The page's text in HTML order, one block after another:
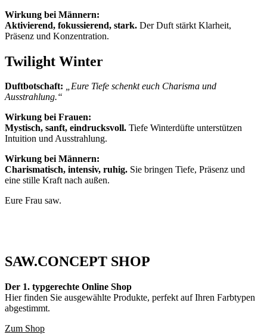
Wirkung bei Männern:
Aktivierend, fokussierend, stark. Der Duft stärkt Klarheit,
Präsenz und Konzentration.
Twilight Winter
Duftbotschaft: „Eure Tiefe schenkt euch Charisma und
Ausstrahlung.“
Wirkung bei Frauen:
Mystisch, sanft, eindrucksvoll. Tiefe Winterdüfte unterstützen
Intuition und Ausstrahlung.
Wirkung bei Männern:
Charismatisch, intensiv, ruhig. Sie bringen Tiefe, Präsenz und
eine stille Kraft nach außen.
Eure Frau saw.
SAW.CONCEPT SHOP
Der 1. typgerechte Online Shop
Hier finden Sie ausgewählte Produkte, perfekt auf Ihren Farbtypen
abgestimmt.
Zum Shop